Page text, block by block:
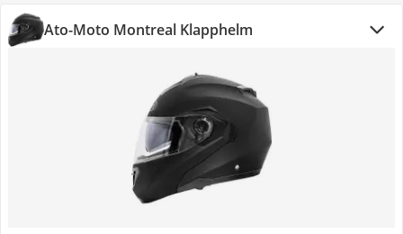
Ato-Moto Montreal Klapphelm